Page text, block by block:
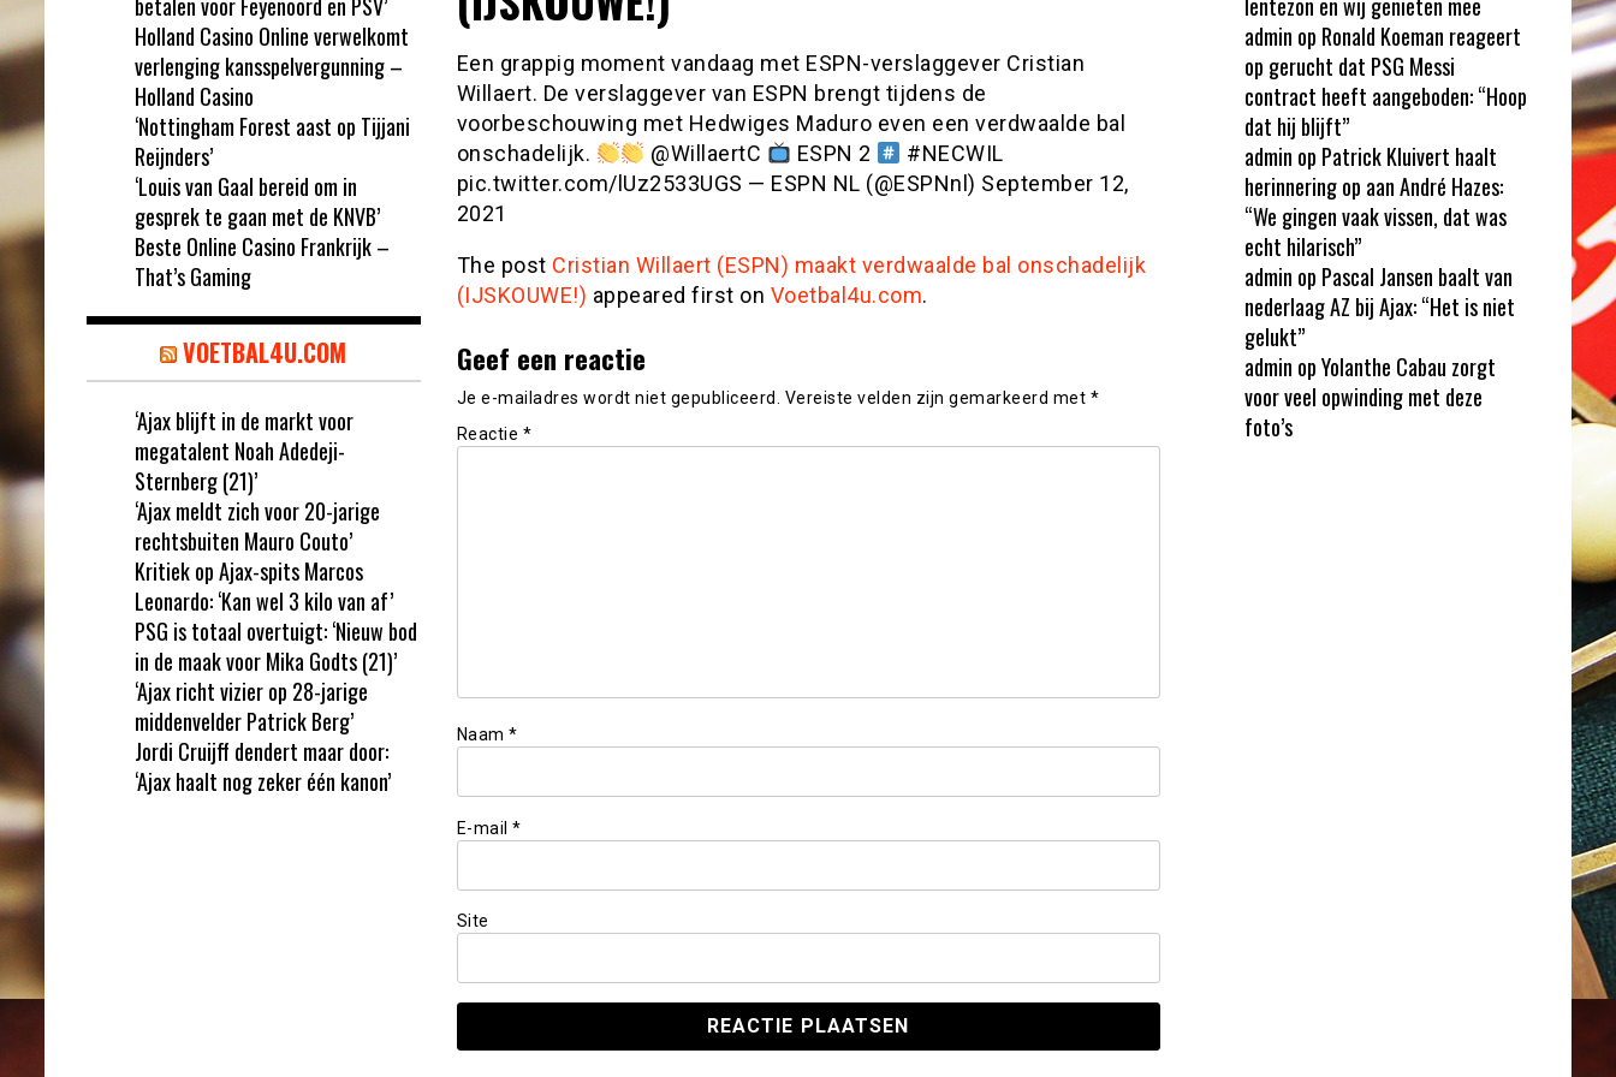
Een grappig moment vandaag met ESPN-verslaggever Cristian
Willaert. De verslaggever van ESPN brengt tijdens de
voorbeschouwing met Hedwiges Maduro even een verdwaalde bal
onschadelijk.
@WillaertC ESPN 2
#NECWIL
pic.twitter.com/lUz2533UGS — ESPN NL (@ESPNnl) September 12,
2021
The post Cristian Willaert (ESPN) maakt verdwaalde bal onschadelijk
(IJSKOUWE!) appeared first on Voetbal4u.com.
Geef een reactie
Je e-mailadres wordt niet gepubliceerd. Vereiste velden zijn gemarkeerd met *
Reactie *
Naam *
E-mail *
Site
Holland Casino Online verwelkomt
verlenging kansspelvergunning –
Holland Casino
‘Nottingham Forest aast op Tijjani
Reijnders’
‘Louis van Gaal bereid om in
gesprek te gaan met de KNVB’
Beste Online Casino Frankrijk –
That’s Gaming
VOETBAL4U.COM
‘Ajax blijft in de markt voor
megatalent Noah Adedeji-
Sternberg (21)’
‘Ajax meldt zich voor 20-jarige
rechtsbuiten Mauro Couto’
Kritiek op Ajax-spits Marcos
Leonardo: ‘Kan wel 3 kilo van af’
PSG is totaal overtuigt: ‘Nieuw bod
in de maak voor Mika Godts (21)’
‘Ajax richt vizier op 28-jarige
middenvelder Patrick Berg’
Jordi Cruijff dendert maar door:
‘Ajax haalt nog zeker één kanon’
admin op Ronald Koeman reageert
op gerucht dat PSG Messi
contract heeft aangeboden: “Hoop
dat hij blijft”
admin op Patrick Kluivert haalt
herinnering op aan André Hazes:
“We gingen vaak vissen, dat was
echt hilarisch”
admin op Pascal Jansen baalt van
nederlaag AZ bij Ajax: “Het is niet
gelukt”
admin opYolanthe Cabau zorgt
voor veel opwinding met deze
foto’s